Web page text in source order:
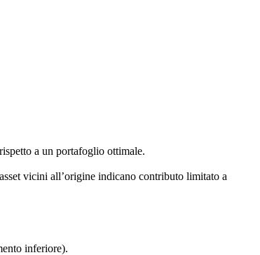
a un portafoglio ottimale.
vicini all’origine indicano contributo limitato a
inferiore).